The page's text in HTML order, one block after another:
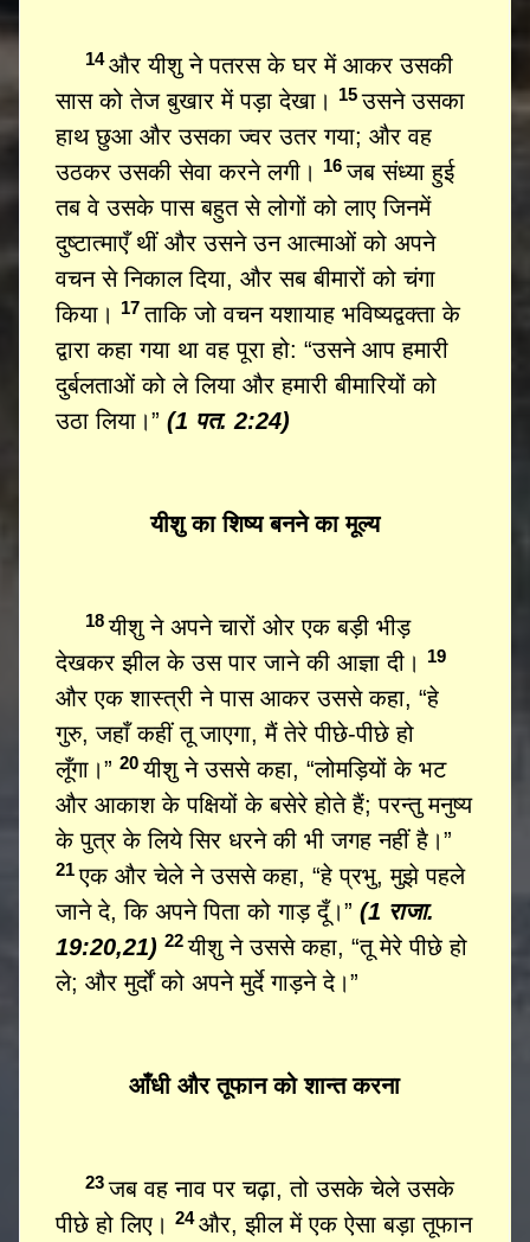
14 और यीशु ने पतरस के घर में आकर उसकी
सास को तेज बुखार में पड़ा देखा।
15उसने उसका
हाथ छुआ और उसका ज्वर उतर गया; और वह
उठकर उसकी सेवा करने लगी।
16जब संध्या हुई
तब वे उसके पास बहुत से लोगों को लाए जिनमें
दुष्टात्माएँ थीं और उसने उन आत्माओं को अपने
वचन से निकाल दिया, और सब बीमारों को चंगा
किया।
17ताकि जो वचन यशायाह भविष्यद्वक्ता के
द्वारा कहा गया था वह पूरा हो: “उसने आप हमारी
दुर्बलताओं को ले लिया और हमारी बीमारियों को
उठा लिया।”(1 पत. 2:24)
यीशु का शिष्य बनने का मूल्य
18यीशु ने अपने चारों ओर एक बड़ी भीड़
देखकर झील के उस पार जाने की आज्ञा दी।
19
और एक शास्त्री ने पास आकर उससे कहा, “हे
गुरु, जहाँ कहीं तू जाएगा, मैं तेरे पीछे-पीछे हो
लूँगा।”20यीशु ने उससे कहा, “लोमड़ियों के भट
और आकाश के पक्षियों के बसेरे होते हैं; परन्तु मनुष्य
के पुत्र के लिये सिर धरने की भी जगह नहीं है।”
21एक और चेले ने उससे कहा, “हे प्रभु, मुझे पहले
जाने दे, कि अपने पिता को गाड़ दूँ।”(1 राजा.
19:20,21)22यीशु ने उससे कहा, “तू मेरे पीछे हो
ले; और मुर्दों को अपने मुर्दे गाड़ने दे।”
आँधी और तूफान को शान्त करना
23जब वह नाव पर चढ़ा, तो उसके चेले उसके
पीछे हो लिए।24 और, झील में एक ऐसा बड़ा तूफान